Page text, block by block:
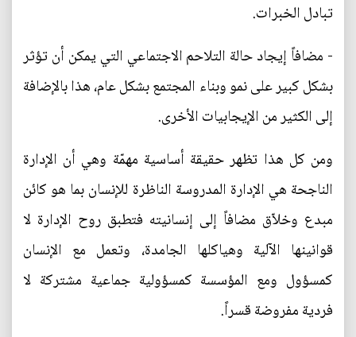
تبادل الخبرات.
- مضافاً إيجاد حالة التلاحم الاجتماعي التي يمكن أن تؤثر
بشكل كبير على نمو وبناء المجتمع بشكل عام، هذا بالإضافة
إلى الكثير من الإيجابيات الأخرى.
ومن كل هذا تظهر حقيقة أساسية مهمّة وهي أن الإدارة
الناجحة هي الإدارة المدروسة الناظرة للإنسان بما هو كائن
مبدع وخلاّق مضافاً إلى إنسانيته فتطبق روح الإدارة لا
قوانينها الآلية وهياكلها الجامدة، وتعمل مع الإنسان
كمسؤول ومع المؤسسة كمسؤولية جماعية مشتركة لا
فردية مفروضة قسراً.